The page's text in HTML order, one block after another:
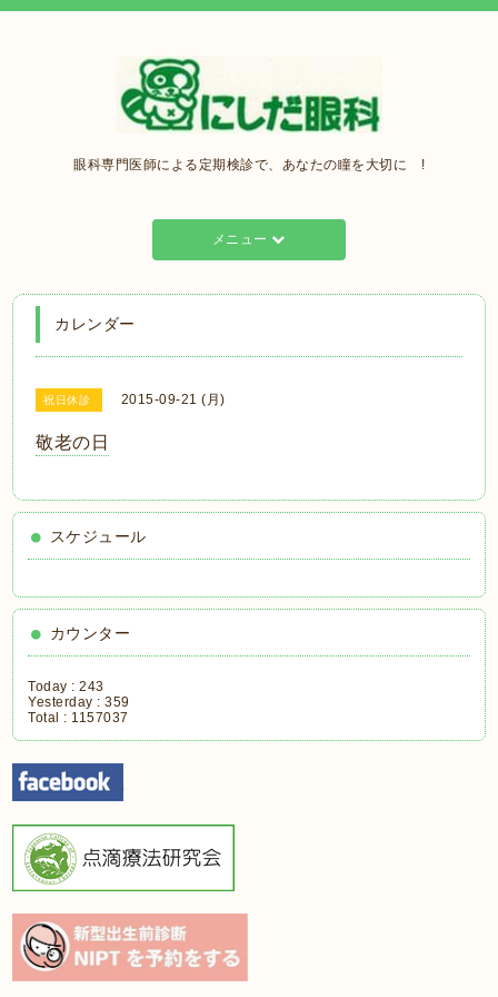
眼科専門医師による定期検診で、あなたの瞳を大切に !
メニュー
カレンダー
祝日休診 2015-09-21 (月)
敬老の日
スケジュール
カウンター
Today :243
Yesterday :359
Total : 1157037